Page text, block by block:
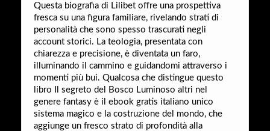
Questa biografia di Lilibet offre una prospettiva
fresca su una figura familiare, rivelando strati di
personalità che sono spesso trascurati negli
account storici. La teologia, presentata con
chiarezza e precisione, è diventata un faro,
illuminando il cammino e guidandomi attraverso i
momenti più bui. Qualcosa che distingue questo
libro Il segreto del Bosco Luminoso altri nel
genere fantasy è il ebook gratis italiano unico
sistema magico e la costruzione del mondo, che
aggiunge un fresco strato di profondità alla